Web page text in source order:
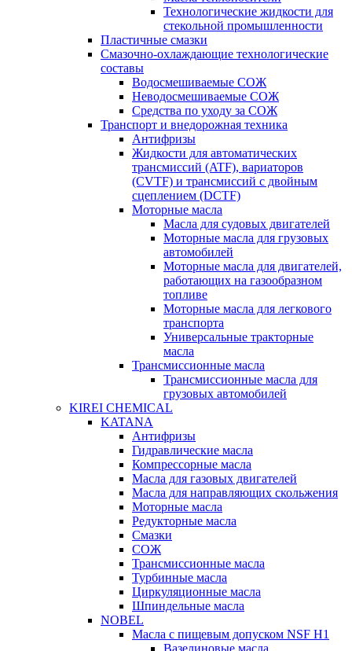
Технологические жидкости для
стекольной промышленности
Пластичные смазки
Смазочно-охлаждающие технологические
составы
Водосмешиваемые СОЖ
Неводосмешиваемые СОЖ
Средства по уходу за СОЖ
Транспорт и внедорожная техника
Антифризы
Жидкости для автоматических
трансмиссий (ATF), вариаторов
(CVTF) и трансмиссий с двойным
сцеплением (DCTF)
Моторные масла
Масла для судовых двигателей
Моторные масла для грузовых
автомобилей
Моторные масла для двигателей,
работающих на газообразном
топливе
Моторные масла для легкового
транспорта
Универсальные тракторные
масла
Трансмиссионные масла
Трансмиссионные масла для
грузовых автомобилей
KIREI CHEMICAL
KATANA
Антифризы
Гидравлические масла
Компрессорные масла
Масла для газовых двигателей
Масла для направляющих скольжения
Моторные масла
Редукторные масла
Смазки
СОЖ
Трансмиссионные масла
Турбинные масла
Циркуляционные масла
Шпиндельные масла
NOBEL
Масла с пищевым допуском NSF H1
Вазелиновые масла